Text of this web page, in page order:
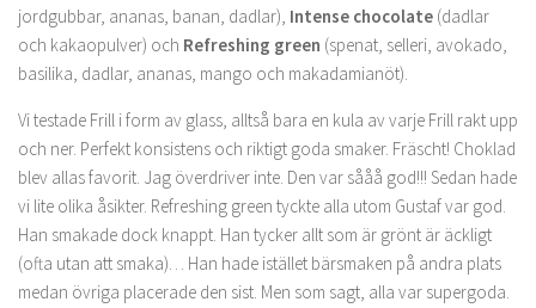
jordgubbar, ananas, banan, dadlar), Intense chocolate (dadlar
och kakaopulver) och Refreshing green (spenat, selleri, avokado,
basilika, dadlar, ananas, mango och makadamianöt).
Vi testade Frill i form av glass, alltså bara en kula av varje Frill rakt upp
och ner. Perfekt konsistens och riktigt goda smaker. Fräscht! Choklad
blev allas favorit. Jag överdriver inte. Den var sååå god!!! Sedan hade
vi lite olika åsikter. Refreshing green tyckte alla utom Gustaf var god.
Han smakade dock knappt. Han tycker allt som är grönt är äckligt
(ofta utan att smaka)… Han hade istället bärsmaken på andra plats
medan övriga placerade den sist. Men som sagt, alla var supergoda.